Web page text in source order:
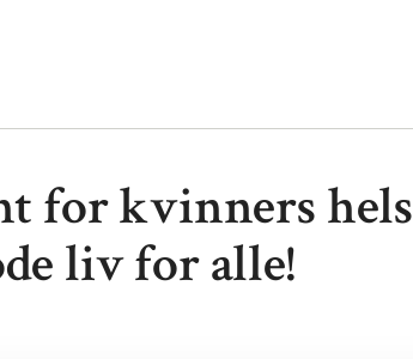
for kvinners
liv for alle!